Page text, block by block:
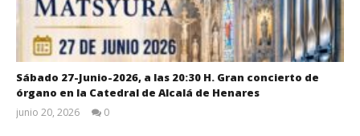
Sábado 27-Junio-2026, a las 20:30 H. Gran concierto de
órgano en la Catedral de Alcalá de Henares
junio 20, 2026
0